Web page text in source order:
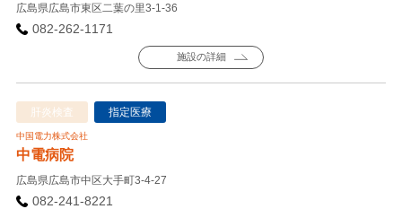
広島県広島市東区二葉の里3-1-36
082-262-1171
施設の詳細
肝炎検査 指定医療
中国電力株式会社
中電病院
広島県広島市中区大手町3-4-27
082-241-8221